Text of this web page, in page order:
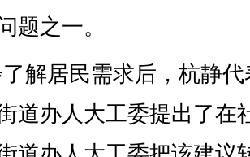
题之一。
解居民需求后，杭静
道办人大工委提出了在